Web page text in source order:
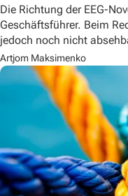
Die Richtung der EEG-
Geschäftsführer. Beim
jedoch noch nicht
Artjom Maksimenko